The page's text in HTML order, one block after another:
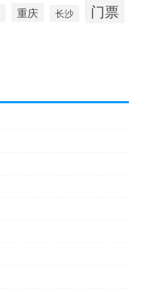
重庆 长沙 门票